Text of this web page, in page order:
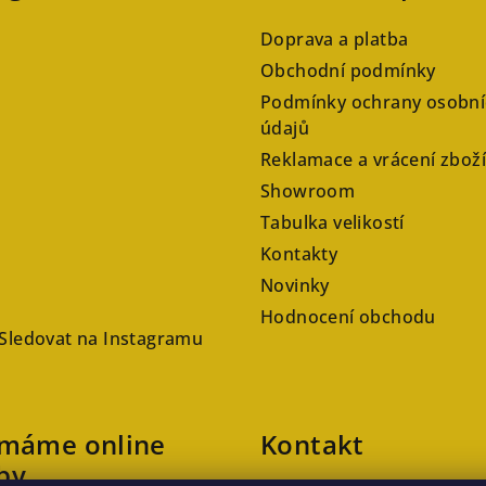
na Instagramu
Doprava a platba
Obchodní podmínky
Podmínky ochrany
údajů
Reklamace a vrácení zboží
Showroom
Tabulka velikostí
Kontakty
Novinky
Hodnocení obchodu
online
Kontakt